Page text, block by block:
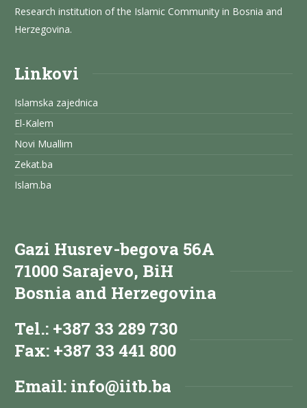
Research institution of the Islamic Community in Bosnia and
Herzegovina.
Linkovi
Islamska zajednica
El-Kalem
Novi Muallim
Zekat.ba
Islam.ba
Gazi Husrev-begova 56A
71000 Sarajevo, BiH
Bosnia and Herzegovina
Tel.: +387 33 289 730
Fax: +387 33 441 800
Email: info@iitb.ba